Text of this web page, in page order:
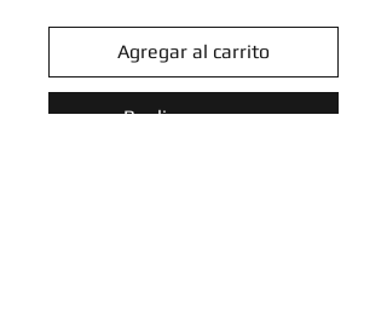
Agregar al carrito
Realizar compra